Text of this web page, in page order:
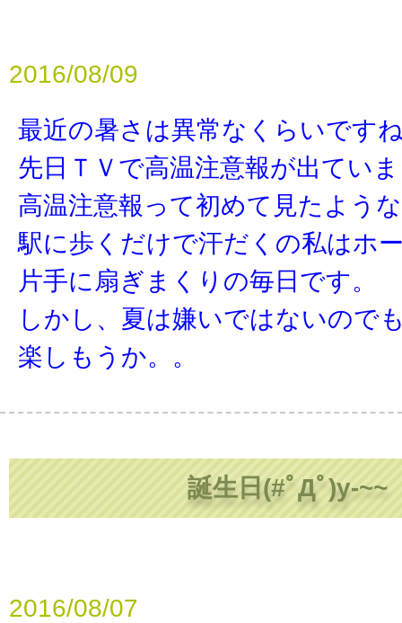
2016/08/09
最近の暑さは異常なくらいです
先日ＴＶで高温注意報が出てい
高温注意報って初めて見たよう
駅に歩くだけで汗だくの私はホ
片手に扇ぎまくりの毎日です。
しかし、夏は嫌いではないので
楽しもうか。。
誕生日(#ﾟДﾟ)y-~~
2016/08/07